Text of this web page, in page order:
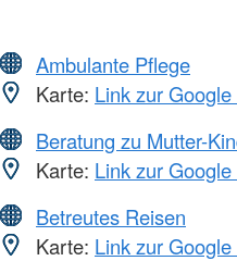
Ambulante Pflege
Karte: Link zur
Beratung zu Mutter-
Karte: Link zur
Betreutes Reisen
Karte: Link zur